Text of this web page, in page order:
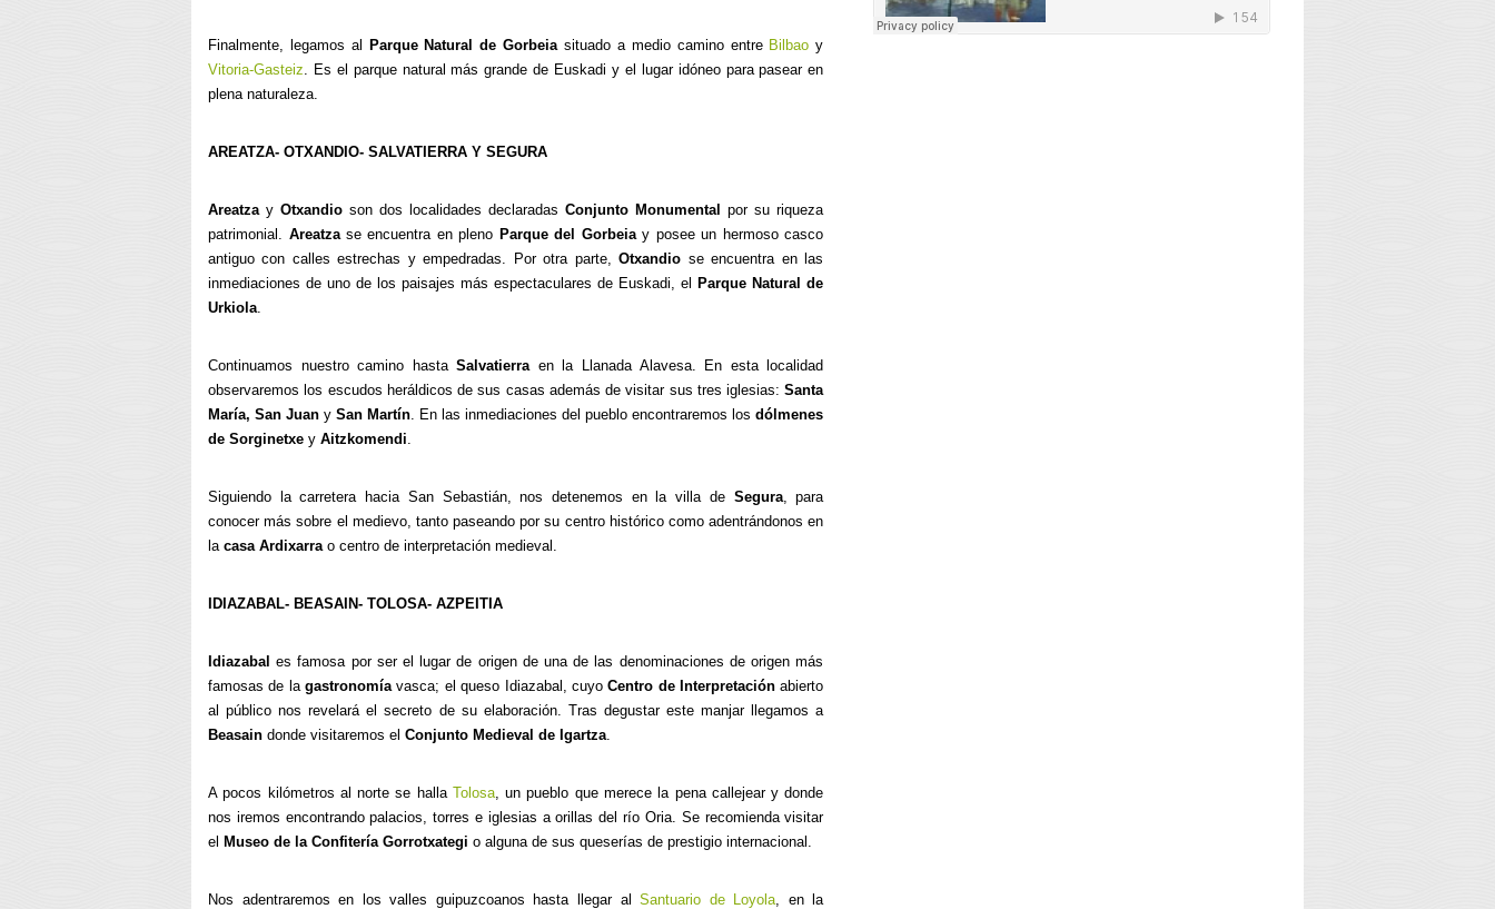
Finalmente, legamos al Parque Natural de Gorbeiasituado a medio camino entre Bilbao y
Vitoria-Gasteiz. Es el parque natural más grande de Euskadi y el lugar idóneo para pasear en
plena naturaleza.
AREATZA- OTXANDIO- SALVATIERRA Y SEGURA
AreatzayOtxandio son dos localidades declaradasConjunto Monumental por su riqueza
patrimonial. Areatzase encuentra en pleno Parque del Gorbeiay posee un hermoso casco
antiguo con calles estrechas y empedradas. Por otra parte,Otxandio se encuentra en las
inmediaciones de uno de los paisajes más espectaculares de Euskadi, el
Parque Natural de
Urkiola.
Continuamos nuestro camino hastaSalvatierraen la Llanada Alavesa. En esta localidad
observaremos los escudos heráldicos de sus casas además de visitar sus tres iglesias:Santa
María, San Juany San Martín. En las inmediaciones del pueblo encontraremos losdólmenes
de Sorginetxe y Aitzkomendi.
Siguiendo la carretera hacia San Sebastián, nos detenemos en la villa de Segura, para
conocer más sobre el medievo, tanto paseando por su centro histórico como adentrándonos en
la casa Ardixarrao centro de interpretación medieval.
IDIAZABAL- BEASAIN- TOLOSA- AZPEITIA
Idiazabal es famosa por ser el lugar de origen de una de las denominaciones de origen más
famosas de lagastronomíavasca; el queso Idiazabal, cuyoCentro de Interpretación abierto
al público nos revelará el secreto de su elaboración. Tras degustar este manjar llegamos a
Beasain donde visitaremos el Conjunto Medieval de Igartza.
A pocos kilómetros al norte se halla Tolosa, un pueblo que merece la pena callejear y donde
nos iremos encontrando palacios, torres e iglesias a orillas del río Oria. Se recomienda visitar
el Museo de la Confitería Gorrotxategi o alguna de sus queserías de prestigio internacional.
Nos adentraremos en los valles guipuzcoanos hasta llegar alSantuario de Loyola, en la